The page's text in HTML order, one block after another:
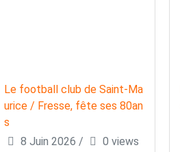
Le football club de Saint-Ma
urice / Fresse, fête ses 80an
s
8 Juin 2026 /
0 views